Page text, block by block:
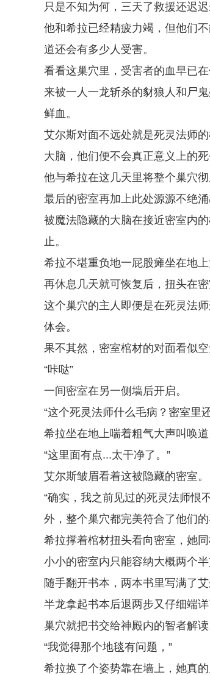
只是不知为何，三天了救援还迟迟
他和希拉已经精疲力竭，但他们
道还会有多少人受害。
看看这巢穴里，受害者的血早已
来被一人一龙斩杀的豺狼人和尸
鲜血。
艾尔斯对面不远处就是死灵法师
大脑，他们便不会真正意义上的死
他与希拉在这几天里将整个巢穴
最后的密室再加上此处源源不绝
被魔法隐藏的大脑在接近密室内
止。
希拉不堪重负地一屁股瘫坐在地
再休息几天就可恢复后，扭头在密
这个巢穴的主人即便是在死灵法
体会。
果不其然，密室棺材的对面看似
“咔哒”
一间密室在另一侧墙后开启。
“这个死灵法师什么毛病？密室里
希拉坐在地上喘着粗气大声叫唤道
“这里面有点...太干净了。”
艾尔斯皱眉看着这被隐藏的密室。
“确实，我之前见过的死灵法师恨
外，整个巢穴都完美符合了他们的
希拉撑着棺材扭头看向密室，她同
小小的密室内只能容纳大概两个
随手翻开书本，两本书里写满了
半龙拿起书本后退两步又仔细端
巢穴就把书交给神殿内的智者解读
“我觉得那个地毯有问题，”
希拉换了个姿势靠在墙上，她真的